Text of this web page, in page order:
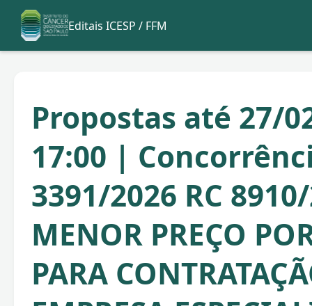
Editais ICESP / FFM
Propostas até 27/
17:00 |
3391/2026 RC
MENOR PREÇO
PARA